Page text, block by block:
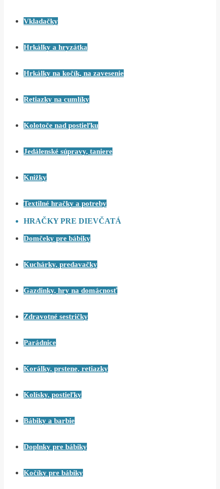
Vkladačky
Hrkálky a hryzátka
Hrkálky na kočík, na zavesenie
Retiazky na cumlíky
Kolotoče nad postieľku
Jedálenské súpravy, taniere
Knižky
Textilné hračky a potreby
HRAČKY PRE DIEVČATÁ
Domčeky pre bábiky
Kuchárky, predavačky
Gazdinky, hry na domácnosť
Zdravotné sestričky
Parádnice
Korálky, prstene, retiazky
Kolísky, postieľky
Bábiky a barbie
Doplnky pre bábiky
Kočíky pre bábiky